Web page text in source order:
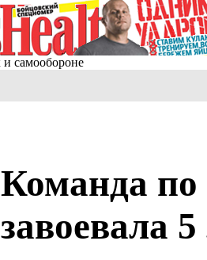
Команда
завоевала